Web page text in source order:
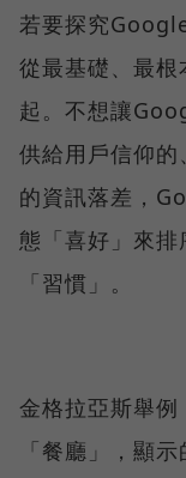
若要探究
從最基礎、最
起。不想讓
供給用戶信仰
的資訊落差，
態「喜好」來
「習慣」。
金格拉亞斯舉
「餐廳」，顯